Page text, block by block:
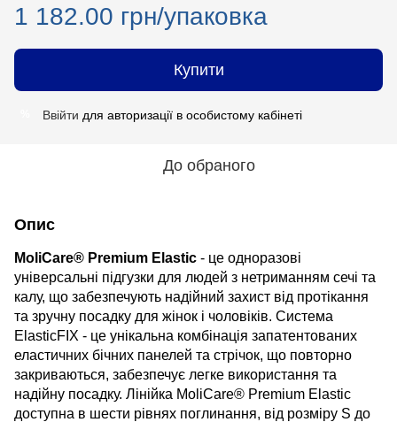
1 182.00 грн/упаковка
Купити
Ввійти для авторизації в особистому кабінеті
До обраного
Опис
MoliCare® Premium Elastic - це одноразові
універсальні підгузки для людей з нетриманням сечі та
калу, що забезпечують надійний захист від протікання
та зручну посадку для жінок і чоловіків. Система
ElasticFIX - це унікальна комбінація запатентованих
еластичних бічних панелей та стрічок, що повторно
закриваються, забезпечує легке використання та
надійну посадку. Лінійка MoliCare® Premium Elastic
доступна в шести рівнях поглинання, від розміру S до